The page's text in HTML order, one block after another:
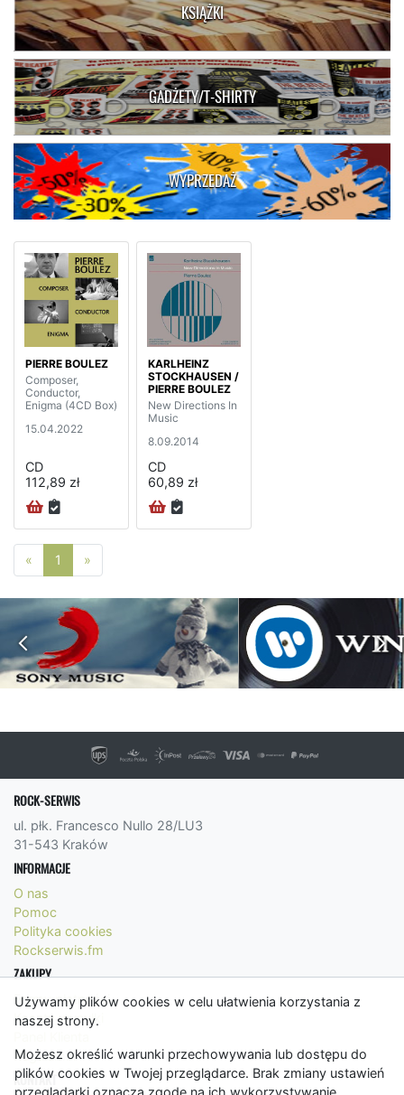
Używamy plików cookies w celu ułatwienia korzystania z
naszej strony.
Możesz określić warunki przechowywania lub dostępu do
plików cookies w Twojej przeglądarce. Brak zmiany ustawień
przeglądarki oznacza zgodę na ich wykorzystywanie.
KSIĄŻKI
GADŻETY/T-SHIRTY
WYPRZEDAŻ
PIERRE BOULEZ
Composer,
Conductor,
Enigma (4CD Box)
15.04.2022
CD
112,89 zł
KARLHEINZ
STOCKHAUSEN /
PIERRE BOULEZ
New Directions In
Music
8.09.2014
CD
60,89 zł
« Poprzednia strona
1 »
ROCK-SERWIS
ul. płk. Francesco Nullo 28/LU3
31-543 Kraków
INFORMACJE
O nas
Pomoc
Polityka cookies
Rockserwis.fm
ZAKUPY
Formy płatności
Koszty wysyłki
Regulamin
KONTAKT